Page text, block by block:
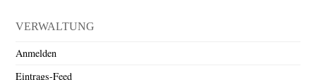
VERWALTUNG
Anmelden
Eintrags-Feed